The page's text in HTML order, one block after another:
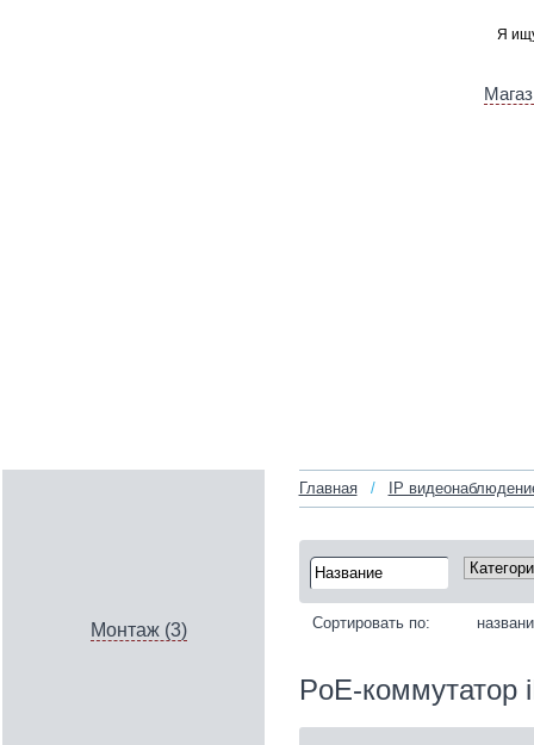
Монтаж (3)
Главная / IP
Сортировать по:
PoE-коммутатор